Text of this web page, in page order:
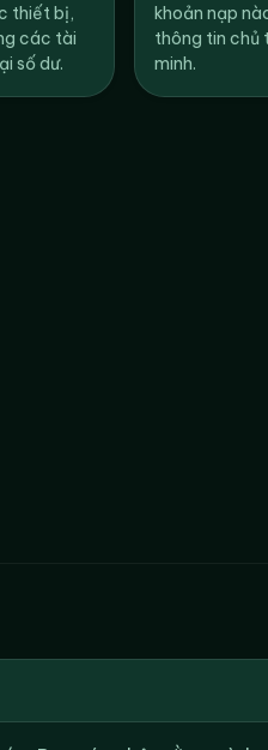
thiết bị,
các tài
số dư.
khoản nạp
thông tin chủ
minh.